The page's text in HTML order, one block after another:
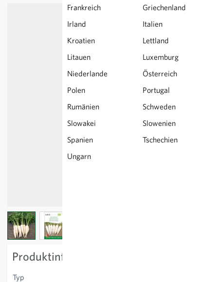
Frankreich
Griechenland
Irland
Italien
Kroatien
Lettland
Litauen
Luxemburg
Niederlande
Österreich
Polen
Portugal
Rumänien
Schweden
Slowakei
Slowenien
Spanien
Tschechien
Ungarn
View larger imageView larger image
Produktinformation
Typ